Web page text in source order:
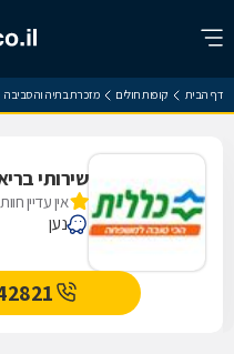
דף הבית קופות חולים מזכרת בתיה והסביבה
שירותי
אין עדיין
נען